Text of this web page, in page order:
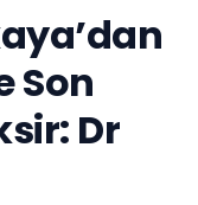
Son
Dr